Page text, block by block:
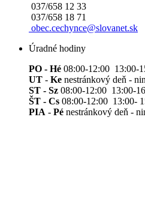
037/658 12 33
037/658 18 71
obec.cechynce@slovanet.sk
Úradné hodiny
PO - Hé 08:00-12:00 13:00-
UT - Ke nestránkový deň -
ST - Sz 08:00-12:00 13:00-
ŠT - Cs 08:00-12:00 13:00-
PIA - Pé nestránkový deň -